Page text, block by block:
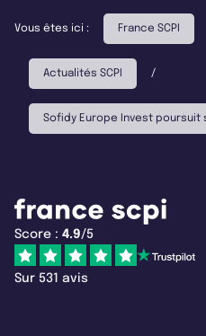
Vous êtes ici : France SCPI
Actualités SCPI /
Sofidy Europe Invest poursuit
Score : 4.9/5
Sur 531 avis